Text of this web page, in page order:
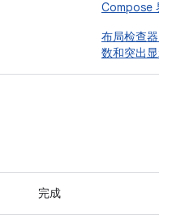
Compose 界
布局检查器
数和突出显示
完成